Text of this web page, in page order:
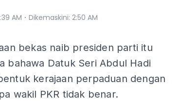
AM ⋅ Dikemaskini: 2:50 AM
bekas naib presiden parti itu
bahawa Datuk Seri Abdul Hadi
kerajaan perpaduan dengan
wakil PKR tidak benar.